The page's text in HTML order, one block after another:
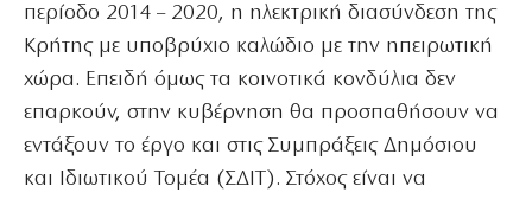
περίοδο 2014 – 2020, η ηλεκτρική διασύνδεση της
Κρήτης με υποβρύχιο καλώδιο με την ηπειρωτική
χώρα. Επειδή όμως τα κοινοτικά κονδύλια δεν
επαρκούν, στην κυβέρνηση θα προσπαθήσουν να
εντάξουν το έργο και στις Συμπράξεις Δημόσιου
και Ιδιωτικού Τομέα (ΣΔΙΤ). Στόχος είναι να